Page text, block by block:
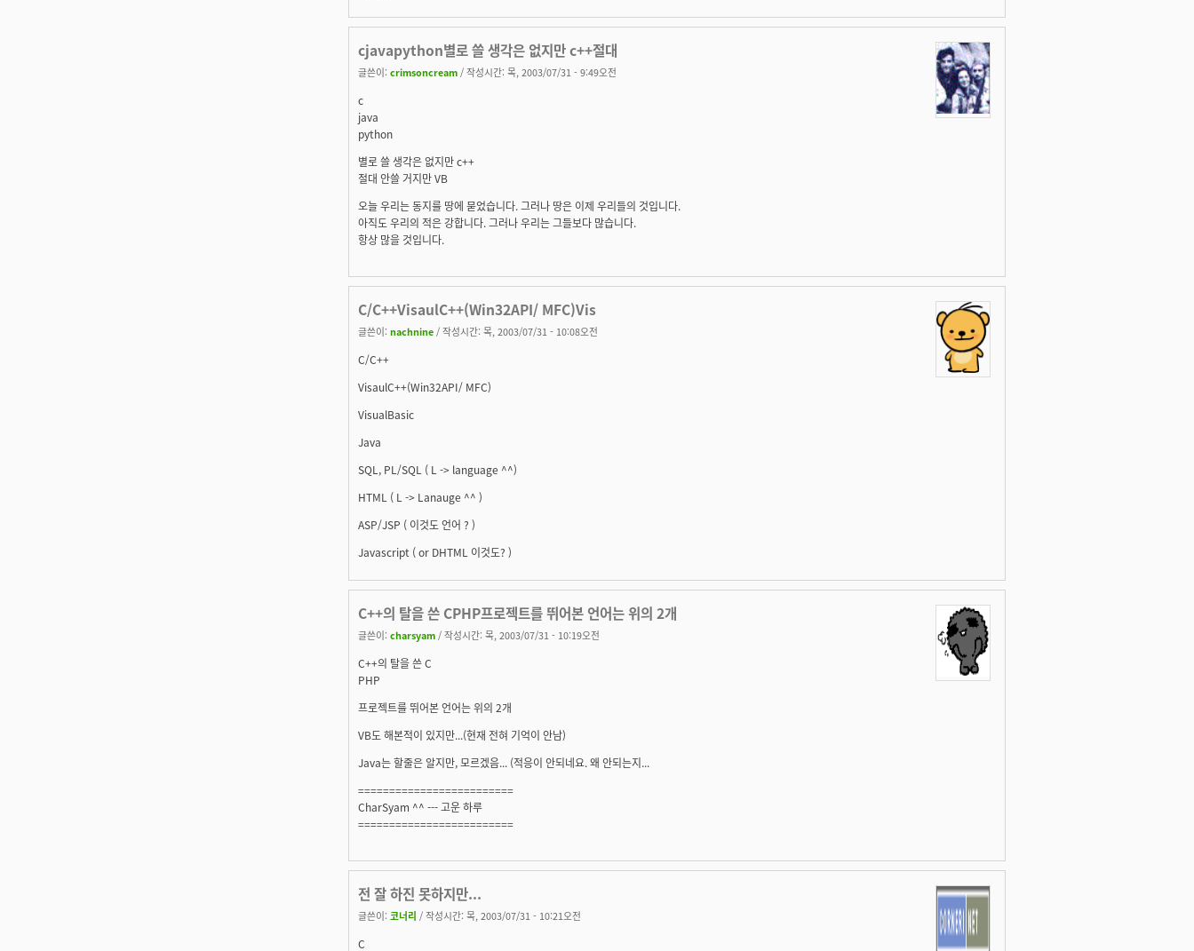
cjavapython별로 쓸 생각은 없지만 c++절대
글쓴이: crimsoncream / 작성시간: 목, 2003/07/31 - 9:49오전
c
java
python
별로 쓸 생각은 없지만 c++
절대 안쓸 거지만 VB
오늘 우리는 동지를 땅에 묻었습니다. 그러나 땅은 이제 우리들의 것입니다.
아직도 우리의 적은 강합니다. 그러나 우리는 그들보다 많습니다.
항상 많을 것입니다.
C/C++VisaulC++(Win32API/ MFC)Vis
글쓴이: nachnine / 작성시간: 목, 2003/07/31 - 10:08오전
C/C++
VisaulC++(Win32API/ MFC)
VisualBasic
Java
SQL, PL/SQL ( L -> language ^^)
HTML ( L -> Lanauge ^^ )
ASP/JSP ( 이것도 언어 ? )
Javascript ( or DHTML 이것도? )
C++의 탈을 쓴 CPHP프로젝트를 뛰어본 언어는 위의 2개
글쓴이: charsyam / 작성시간: 목, 2003/07/31 - 10:19오전
C++의 탈을 쓴 C
PHP
프로젝트를 뛰어본 언어는 위의 2개
VB도 해본적이 있지만...(현재 전혀 기억이 안남)
Java는 할줄은 알지만, 모르겠음... (적응이 안되네요. 왜 안되는지...
=========================
CharSyam ^^ --- 고운 하루
=========================
전 잘 하진 못하지만...
글쓴이: 코너리 / 작성시간: 목, 2003/07/31 - 10:21오전
C